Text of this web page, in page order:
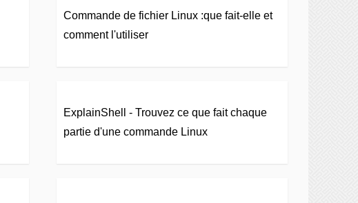
Commande de fichier Linux :que fait-elle et
comment l'utiliser
ExplainShell - Trouvez ce que fait chaque
partie d'une commande Linux